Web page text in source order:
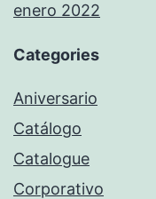
enero 2022
Categories
Aniversario
Catálogo
Catalogue
Corporativo